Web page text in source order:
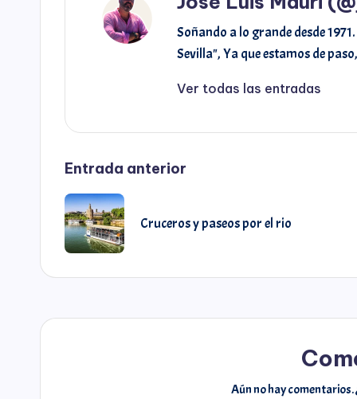
o p n e
Soñando a lo grande desde
Sevilla", Ya que estamos de
Ver todas las entradas
Entrada anterior
Cruceros y paseos por el rio
Aún no hay comentarios.